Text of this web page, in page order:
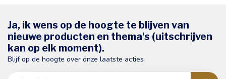
Ja, ik wens op de hoogte te blijven van
nieuwe producten en thema's (uitschrijven
kan op elk moment).
Blijf op de hoogte over onze laatste acties